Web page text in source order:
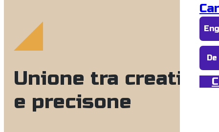
Eng
De
Unione tra
e precisone